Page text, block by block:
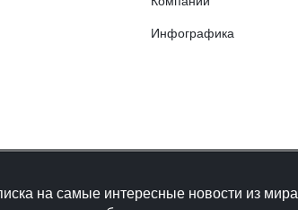
Инфографика
на самые интересные новости из мира